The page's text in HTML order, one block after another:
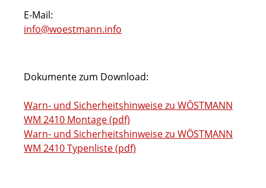
E-Mail:
info@woestmann.info
Dokumente zum Download:
Warn- und Sicherheitshinweise zu WÖSTMANN
WM 2410 Montage (pdf)
Warn- und Sicherheitshinweise zu WÖSTMANN
WM 2410 Typenliste (pdf)